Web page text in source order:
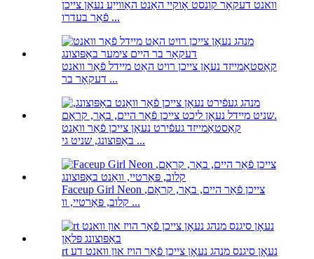
וואנט דעקאָר קונסט אָוקיי האַנט האַווייַע נעאָן צייכן
פֿאַר בעדרו ...
קאַסטאַמייזד נעאָן צייכן רויט האַט מיידל פֿאַר וואנט
דעקאָר בר ...
קאַסטאַמייזד געפֿירט נעאָן צייכן פֿאַר וואַנט
באַפּוצונג, שניט גי ...
Faceup Girl Neon צייכן פֿאַר היים, באַר, קראָם,
קלוב, פּאַרטיי, וו ...
rt נעאָן סיגנס מנהג נעאָן צייכן פֿאַר הויז און וואנט דע